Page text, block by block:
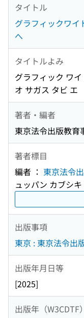
タイトル
グラフィックワイ
へ
タイトルよみ
グラフィック ワ
オ サガス タビ エ
著者・編者
東京法令出版教育
著者標目
編者 ： 東京法令
ュッパン カブシ
出版事項
東京 : 東京法令出
出版年月日等
[2025]
出版年（W3CDTF）